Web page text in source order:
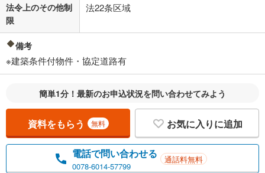
法令上のその他制
限
法22条区域
備考
※建築条件付物件・協定道路有
簡単1分！最新のお申込状況を問い合わせてみよう
資料をもらう 無料 お気に入りに追加
電話で問い合わせる
0078-6014-57799
通話料無料